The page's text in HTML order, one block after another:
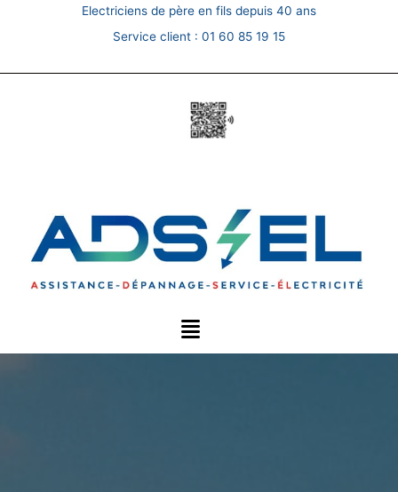
Electriciens de père en fils depuis 40 ans
Service client : 01 60 85 19 15